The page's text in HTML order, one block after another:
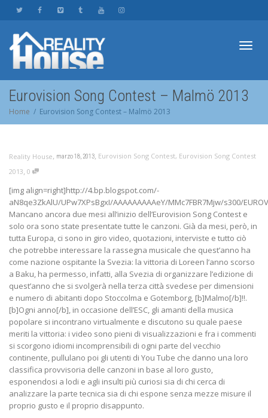
Eurovision Song Contest – Malmö 2013
Home Eurovision Song Contest – Malmö 2013
Reality House, marzo 18, 2013, Eurovision Song Contest, Eurovision Song Contest
2013, 0
[img align=right]http://4.bp.blogspot.com/-
aN8qe3ZkAlU/UPw7XPsBgxI/AAAAAAAAAeY/MMc7FBR7Mjw/s300/
Mancano ancora due mesi all’inizio dell’Eurovision Song Contest e
solo ora sono state presentate tutte le canzoni. Già da mesi, però, in
tutta Europa, ci sono in giro video, quotazioni, interviste e tutto ciò
che potrebbe interessare la rassegna musicale che quest’anno ha
come nazione ospitante la Svezia: la vittoria di Loreen l’anno scorso
a Baku, ha permesso, infatti, alla Svezia di organizzare l’edizione di
quest’anno che si svolgerà nella terza città svedese per dimensioni
e numero di abitanti dopo Stoccolma e Gotemborg, [b]Malmo[/b]!!.
[b]Ogni anno[/b], in occasione dell’ESC, gli amanti della musica
popolare si incontrano virtualmente e discutono su quale paese
meriti la vittoria: i video sono pieni di visualizzazioni e fra i commenti
si scorgono idiomi incomprensibili di ogni parte del vecchio
continente, pullulano poi gli utenti di You Tube che danno una loro
classifica provvisoria delle canzoni in base al loro gusto,
esponendosi a lodi e agli insulti più curiosi sia di chi cerca di
analizzare la parte tecnica sia di chi espone senza mezze misure il
proprio gusto e il proprio disappunto.